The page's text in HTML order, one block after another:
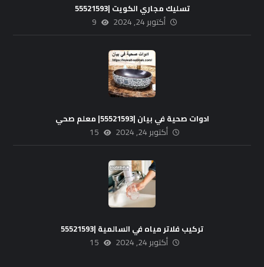
تسليك مجاري الكويت |55521593
أكتوبر 24, 2024 9
ادوات صحية في بيان |55521593| معلم صحي
أكتوبر 24, 2024 15
تركيب فلاتر مياه في السالمية |55521593
أكتوبر 24, 2024 15